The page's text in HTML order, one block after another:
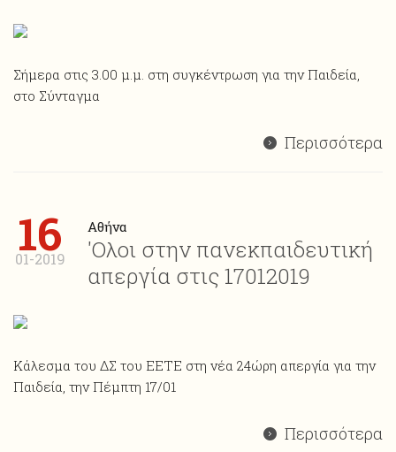
Σήμερα στις 3.00 μ.μ. στη συγκέντρωση για την Παιδεία,
στο Σύνταγμα
Περισσότερα
16
01-2019
Αθήνα
'Ολοι στην πανεκπαιδευτική
απεργία στις 17012019
Κάλεσμα του ΔΣ του ΕΕΤΕ στη νέα 24ώρη απεργία για την
Παιδεία, την Πέμπτη 17/01
Περισσότερα